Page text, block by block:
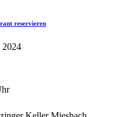
reservieren